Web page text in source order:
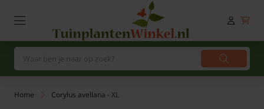
Home Corylus avellana - XL